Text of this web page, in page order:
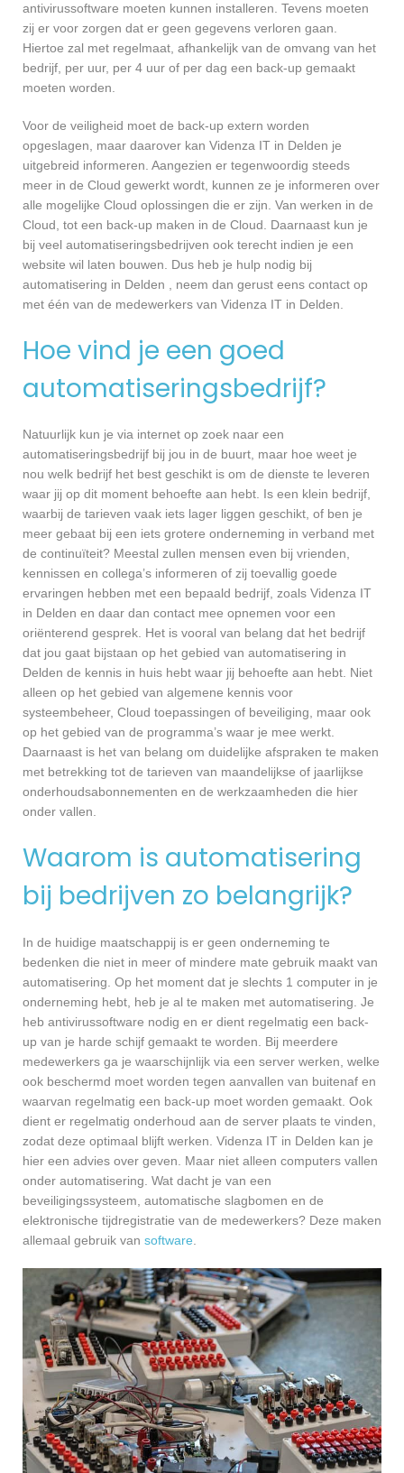
antivirussoftware moeten kunnen installeren. Tevens moeten
zij er voor zorgen dat er geen gegevens verloren gaan.
Hiertoe zal met regelmaat, afhankelijk van de omvang van het
bedrijf, per uur, per 4 uur of per dag een back-up gemaakt
moeten worden.
Voor de veiligheid moet de back-up extern worden
opgeslagen, maar daarover kan Videnza IT in Delden je
uitgebreid informeren. Aangezien er tegenwoordig steeds
meer in de Cloud gewerkt wordt, kunnen ze je informeren over
alle mogelijke Cloud oplossingen die er zijn. Van werken in de
Cloud, tot een back-up maken in de Cloud. Daarnaast kun je
bij veel automatiseringsbedrijven ook terecht indien je een
website wil laten bouwen. Dus heb je hulp nodig bij
automatisering in Delden , neem dan gerust eens contact op
met één van de medewerkers van Videnza IT in Delden.
Hoe vind je een goed
automatiseringsbedrijf?
Natuurlijk kun je via internet op zoek naar een
automatiseringsbedrijf bij jou in de buurt, maar hoe weet je
nou welk bedrijf het best geschikt is om de dienste te leveren
waar jij op dit moment behoefte aan hebt. Is een klein bedrijf,
waarbij de tarieven vaak iets lager liggen geschikt, of ben je
meer gebaat bij een iets grotere onderneming in verband met
de continuïteit? Meestal zullen mensen even bij vrienden,
kennissen en collega’s informeren of zij toevallig goede
ervaringen hebben met een bepaald bedrijf, zoals Videnza IT
in Delden en daar dan contact mee opnemen voor een
oriënterend gesprek. Het is vooral van belang dat het bedrijf
dat jou gaat bijstaan op het gebied van automatisering in
Delden de kennis in huis hebt waar jij behoefte aan hebt. Niet
alleen op het gebied van algemene kennis voor
systeembeheer, Cloud toepassingen of beveiliging, maar ook
op het gebied van de programma’s waar je mee werkt.
Daarnaast is het van belang om duidelijke afspraken te maken
met betrekking tot de tarieven van maandelijkse of jaarlijkse
onderhoudsabonnementen en de werkzaamheden die hier
onder vallen.
Waarom is automatisering
bij bedrijven zo belangrijk?
In de huidige maatschappij is er geen onderneming te
bedenken die niet in meer of mindere mate gebruik maakt van
automatisering. Op het moment dat je slechts 1 computer in je
onderneming hebt, heb je al te maken met automatisering. Je
heb antivirussoftware nodig en er dient regelmatig een back-
up van je harde schijf gemaakt te worden. Bij meerdere
medewerkers ga je waarschijnlijk via een server werken, welke
ook beschermd moet worden tegen aanvallen van buitenaf en
waarvan regelmatig een back-up moet worden gemaakt. Ook
dient er regelmatig onderhoud aan de server plaats te vinden,
zodat deze optimaal blijft werken. Videnza IT in Delden kan je
hier een advies over geven. Maar niet alleen computers vallen
onder automatisering. Wat dacht je van een
beveiligingssysteem, automatische slagbomen en de
elektronische tijdregistratie van de medewerkers? Deze maken
allemaal gebruik van software